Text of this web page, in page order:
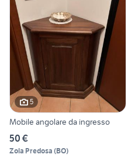
5
Mobile angolare da ingresso
50 €
Zola Predosa (BO)